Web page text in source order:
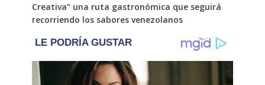
Creativa” una ruta gastronómica que seguirá
recorriendo los sabores venezolanos